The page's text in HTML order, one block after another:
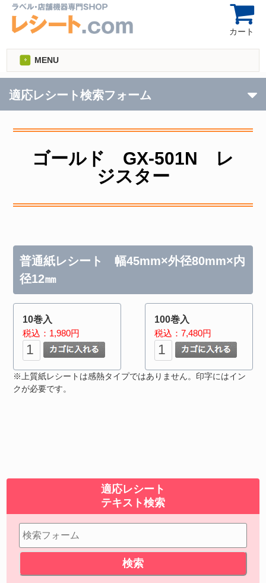
カート
MENU
適応レシート検索フォーム
ゴールド GX-501N レ
ジスター
普通紙レシート 幅45mm×外径80mm×内
径12㎜
10巻入
税込：1,980円
100巻入
税込：7,480円
※上質紙レシートは感熱タイプではありません。印字にはイン
クが必要です。
適応レシート
テキスト検索